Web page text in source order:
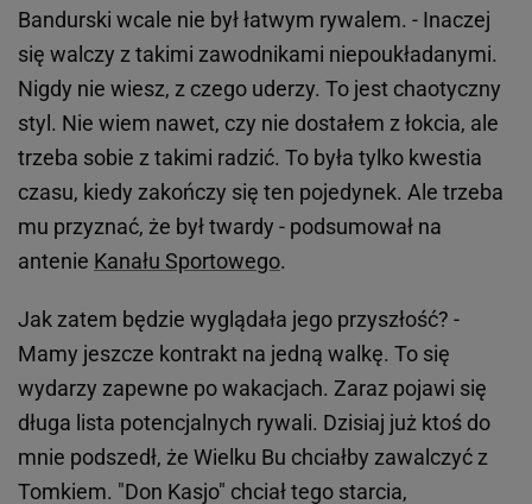
Bandurski wcale nie był łatwym rywalem. - Inaczej
się walczy z takimi zawodnikami niepoukładanymi.
Nigdy nie wiesz, z czego uderzy. To jest chaotyczny
styl. Nie wiem nawet, czy nie dostałem z łokcia, ale
trzeba sobie z takimi radzić. To była tylko kwestia
czasu, kiedy zakończy się ten pojedynek. Ale trzeba
mu przyznać, że był twardy - podsumował na
antenie Kanału Sportowego.
Jak zatem będzie wyglądała jego przyszłość? -
Mamy jeszcze kontrakt na jedną walkę. To się
wydarzy zapewne po wakacjach. Zaraz pojawi się
długa lista potencjalnych rywali. Dzisiaj już ktoś do
mnie podszedł, że Wielku Bu chciałby zawalczyć z
Tomkiem. "Don Kasjo" chciał tego starcia,